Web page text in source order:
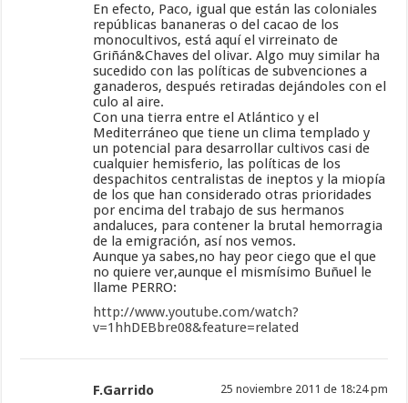
En efecto, Paco, igual que están las coloniales
repúblicas bananeras o del cacao de los
monocultivos, está aquí el virreinato de
Griñán&Chaves del olivar. Algo muy similar ha
sucedido con las políticas de subvenciones a
ganaderos, después retiradas dejándoles con el
culo al aire.
Con una tierra entre el Atlántico y el
Mediterráneo que tiene un clima templado y
un potencial para desarrollar cultivos casi de
cualquier hemisferio, las políticas de los
despachitos centralistas de ineptos y la miopía
de los que han considerado otras prioridades
por encima del trabajo de sus hermanos
andaluces, para contener la brutal hemorragia
de la emigración, así nos vemos.
Aunque ya sabes,no hay peor ciego que el que
no quiere ver,aunque el mismísimo Buñuel le
llame PERRO:
http://www.youtube.com/watch?
v=1hhDEBbre08&feature=related
F.Garrido 25 noviembre 2011 de 18:24 pm